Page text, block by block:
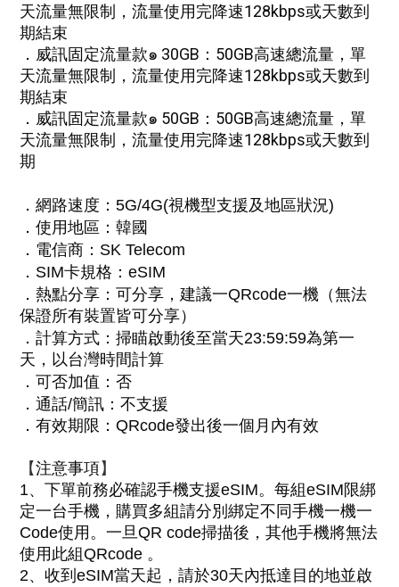
天流量無限制，流量使用完降速128kbps或天數到
期結束
．威訊固定流量款๑ 30GB：50GB高速總流量，單
天流量無限制，流量使用完降速128kbps或天數到
期結束
． 威訊固定流量款๑ 50GB：50GB高速總流量，單
天流量無限制，流量使用完降速128kbps或天數到
期
． 網路速度：5G/4G(視機型支援及地區狀況)
． 使用地區 ： 韓國
． 電信商：SK Telecom
． SIM卡規格：eSIM
． 熱點分享：可分享，建議一QRcode一機（無法
保證所有裝置皆可分享）
． 計算方式： 掃瞄啟動後至當天23:59:59為第一
天，以台灣時間計算
． 可否加值：否
． 通話/簡訊：不支援
． 有效期限：QRcode發出後一個月內有效
【注意事項】
1、 下單前務必確認手機支援eSIM。每組eSIM限綁
定一台手機，購買多組請分別綁定不同手機一機一
Code使用。一旦QR code掃描後，其他手機將無法
使用此組QRcode 。
2、 收到eSIM當天起，請於30天內抵達目的地並啟